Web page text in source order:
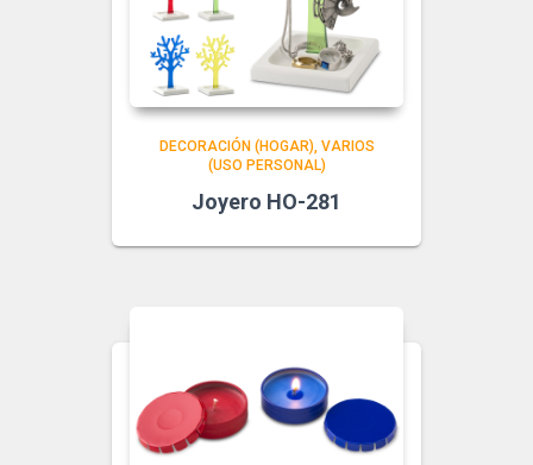
DECORACIÓN (HOGAR) VARIOS
(USO PERSONAL)
Joyero HO-281